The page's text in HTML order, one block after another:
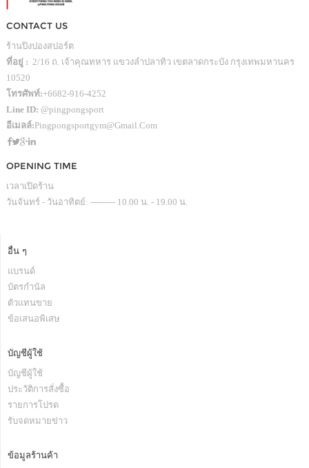
CONTACT US
ร้านปิงปองสปอร์ต
ที่อยู่ : 2/16 ถ. เจ้าคุณทหาร แขวงลำปลาทิว เขตลาดกระบัง กรุงเทพมหานคร
10520
โทรศัพท์:+6682-916-4252
Line ID: @pingpongsport
อีเมลล์:Pingpongsportgym@gmail.com
OPENING TIME
เวลาเปิดร้าน
วันจันทร์ - วันอาทิตย์: --------- 10.00 น. - 19.00 น.
อื่น ๆ
แบรนด์
บัตรกำนัล
ตัวแทนขาย
ข้อเสนอพิเสษ
บัญชีผู้ใช้
บัญชีผู้ใช้
ประวัติการสั่งซื้อ
รายการโปรด
รับจดหมายข่าว
ข้อมูลร้านค้า